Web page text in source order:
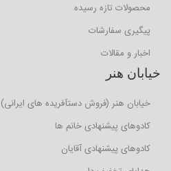
محصولات تازه رسیده
پیگیری سفارشات
اخبار و مقالات
خیابان هنر
خیابان هنر (فروش دستآفریده های ایرانی)
کادوهای پیشنهادی خانم ها
کادوهای پیشنهادی آقایان